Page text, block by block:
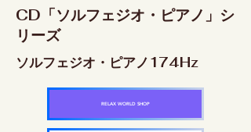
CD「ソルフェジオ・ピアノ」シ
リーズ
ソルフェジオ・ピアノ174Hz
RELAX WORLD SHOP